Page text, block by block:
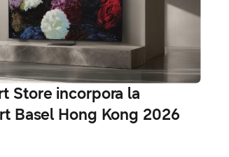
Store incorpora la
Basel Hong Kong 2026